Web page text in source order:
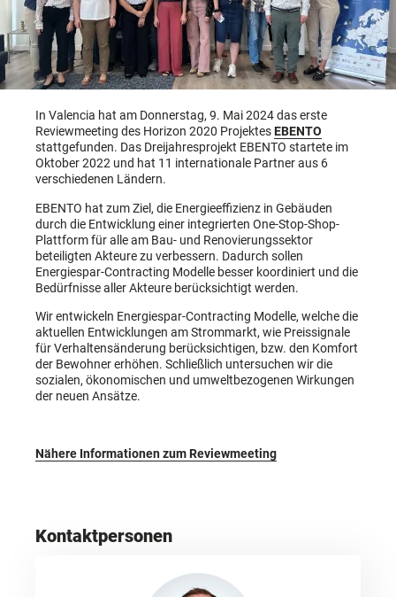
In Valencia hat am Donnerstag, 9. Mai 2024 das erste
Reviewmeeting des Horizon 2020 ProjektesEBENTO
stattgefunden. Das Dreijahresprojekt EBENTO startete im
Oktober 2022 und hat 11 internationale Partner aus 6
verschiedenen Ländern.
EBENTO hat zum Ziel, die Energieeffizienz in Gebäuden
durch die Entwicklung einer integrierten One-Stop-Shop-
Plattform für alle am Bau- und Renovierungssektor
beteiligten Akteure zu verbessern. Dadurch sollen
Energiespar-Contracting Modelle besser koordiniert und die
Bedürfnisse aller Akteure berücksichtigt werden.
Wir entwickeln Energiespar-Contracting Modelle, welche die
aktuellen Entwicklungen am Strommarkt, wie Preissignale
für Verhaltensänderung berücksichtigen, bzw. den Komfort
der Bewohner erhöhen. Schließlich untersuchen wir die
sozialen, ökonomischen und umweltbezogenen Wirkungen
der neuen Ansätze.
Nähere Informationen zum Reviewmeeting
Kontaktpersonen